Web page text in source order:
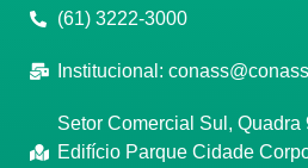
(61) 3222-3000
Institucional:
Setor Comercial Sul, Quadra
Edifício Parque Cidade